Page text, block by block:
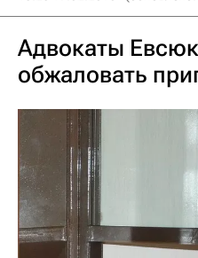
Адвокаты
обжаловать